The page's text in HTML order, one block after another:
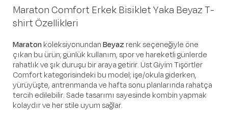
Maraton Comfort Erkek Bisiklet Yaka Beyaz T-
shirt Özellikleri
Maraton koleksiyonundanBeyaz renk seçeneğiyle öne
çıkan bu ürün; günlük kullanım, spor ve hareketli günlerde
rahatlık ve şık duruşu bir araya getirir. Üst Giyim Tişörtler
Comfort kategorisindeki bu model; işe/okula giderken,
yürüyüşte, antrenmanda ve hafta sonu planlarında rahatça
tercih edilebilir. Sade tasarımı sayesinde kombin yapmak
kolaydır ve her stile uyum sağlar.